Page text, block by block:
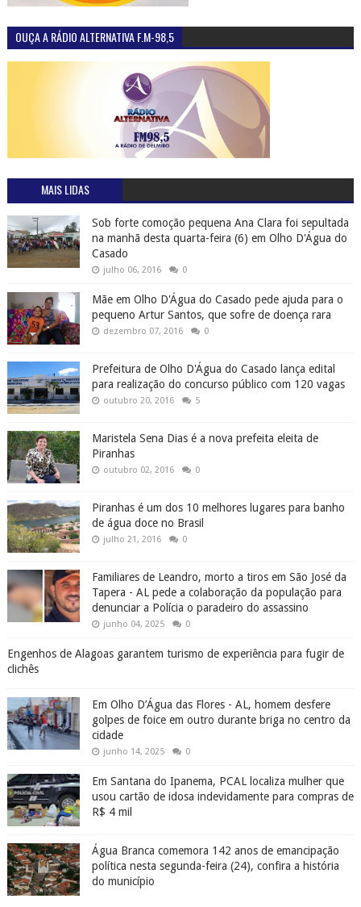
OUÇA A RÁDIO ALTERNATIVA F.M-98,5
MAIS LIDAS
Sob forte comoção pequena Ana Clara foi sepultada
na manhã desta quarta-feira (6) em Olho D'Água do
Casado
julho 06, 2016 0
Mãe em Olho D'Água do Casado pede ajuda para o
pequeno Artur Santos, que sofre de doença rara
dezembro 07, 2016 0
Prefeitura de Olho D'Água do Casado lança edital
para realização do concurso público com 120 vagas
outubro 20, 2016 5
Maristela Sena Dias é a nova prefeita eleita de
Piranhas
outubro 02, 2016 0
Piranhas é um dos 10 melhores lugares para banho
de água doce no Brasil
julho 21, 2016 0
Familiares de Leandro, morto a tiros em São José da
Tapera - AL pede a colaboração da população para
denunciar a Polícia o paradeiro do assassino
junho 04, 2025 0
Engenhos de Alagoas garantem turismo de experiência para fugir de
clichês
Em Olho D’Água das Flores - AL, homem desfere
golpes de foice em outro durante briga no centro da
cidade
junho 14, 2025 0
Em Santana do Ipanema, PCAL localiza mulher que
usou cartão de idosa indevidamente para compras de
R$ 4 mil
Água Branca comemora 142 anos de emancipação
política nesta segunda-feira (24), confira a história
do município